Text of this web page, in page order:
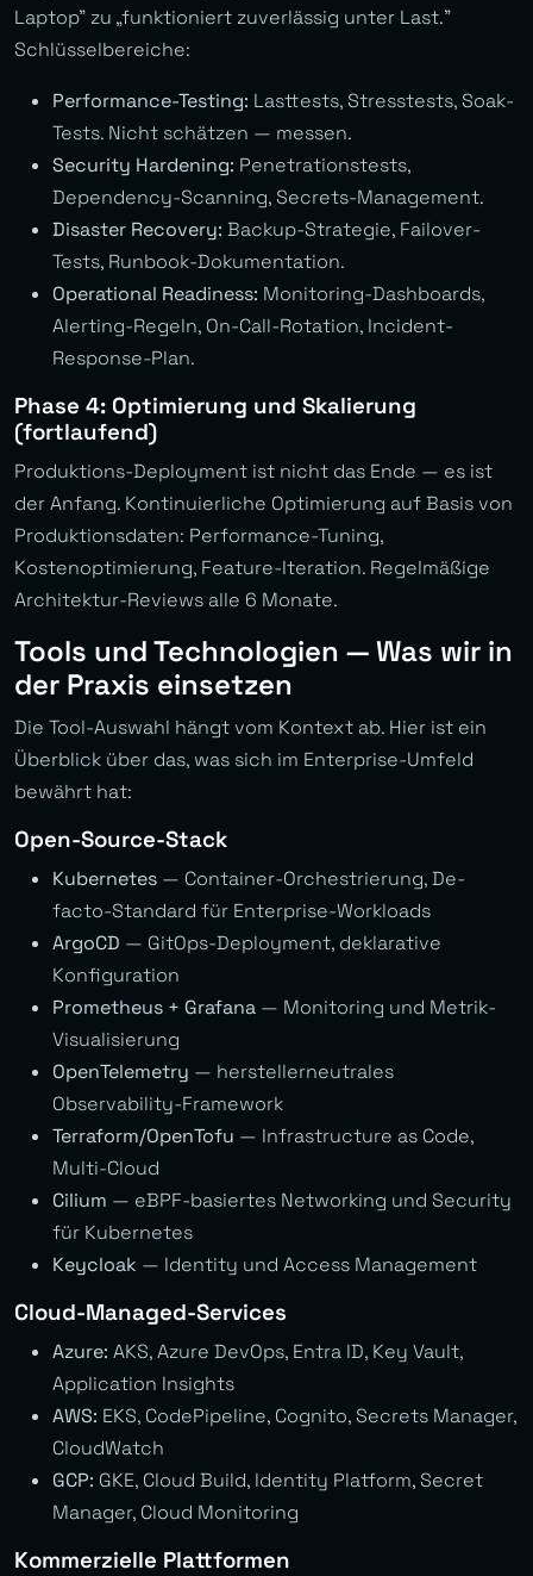
Laptop” zu „funktioniert zuverlässig unter Last.”
Schlüsselbereiche:
Performance-Testing: Lasttests, Stresstests, Soak-
Tests. Nicht schätzen — messen.
Security Hardening: Penetrationstests,
Dependency-Scanning, Secrets-Management.
Disaster Recovery: Backup-Strategie, Failover-
Tests, Runbook-Dokumentation.
Operational Readiness: Monitoring-Dashboards,
Alerting-Regeln, On-Call-Rotation, Incident-
Response-Plan.
Phase 4: Optimierung und Skalierung
(fortlaufend)
Produktions-Deployment ist nicht das Ende — es ist
der Anfang. Kontinuierliche Optimierung auf Basis von
Produktionsdaten: Performance-Tuning,
Kostenoptimierung, Feature-Iteration. Regelmäßige
Architektur-Reviews alle 6 Monate.
Tools und Technologien — Was wir in
der Praxis einsetzen
Die Tool-Auswahl hängt vom Kontext ab. Hier ist ein
Überblick über das, was sich im Enterprise-Umfeld
bewährt hat:
Open-Source-Stack
Kubernetes — Container-Orchestrierung, De-
facto-Standard für Enterprise-Workloads
ArgoCD — GitOps-Deployment, deklarative
Konfiguration
Prometheus + Grafana — Monitoring und Metrik-
Visualisierung
OpenTelemetry — herstellerneutrales
Observability-Framework
Terraform/OpenTofu — Infrastructure as Code,
Multi-Cloud
Cilium — eBPF-basiertes Networking und Security
für Kubernetes
Keycloak — Identity und Access Management
Cloud-Managed-Services
Azure: AKS, Azure DevOps, Entra ID, Key Vault,
Application Insights
AWS: EKS, CodePipeline, Cognito, Secrets Manager,
CloudWatch
GCP: GKE, Cloud Build, Identity Platform, Secret
Manager, Cloud Monitoring
Kommerzielle Plattformen